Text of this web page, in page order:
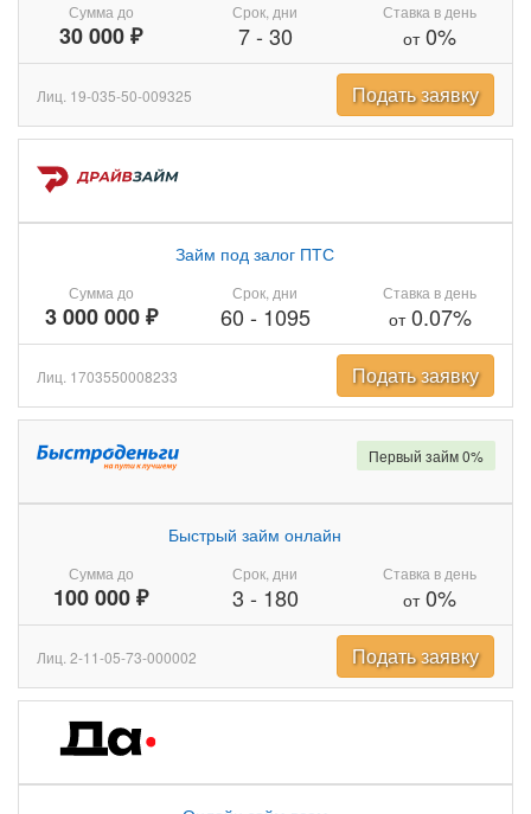
Сумма до
30 000 ₽
Срок, дни
7- 30
Ставка в день
от0%
Лиц. 19-035-50-009325 Подать заявку
Сумма до
3 000 000 ₽
Займ под залог ПТС
Срок, дни
60 - 1095
Ставка в день
от0.07%
Лиц. 1703550008233 Подать заявку
Сумма до
100 000 ₽
Быстрый займ онлайн
Срок, дни
3 - 180
Ставка в день
от0%
Первый займ 0%
Лиц. 2-11-05-73-000002 Подать заявку